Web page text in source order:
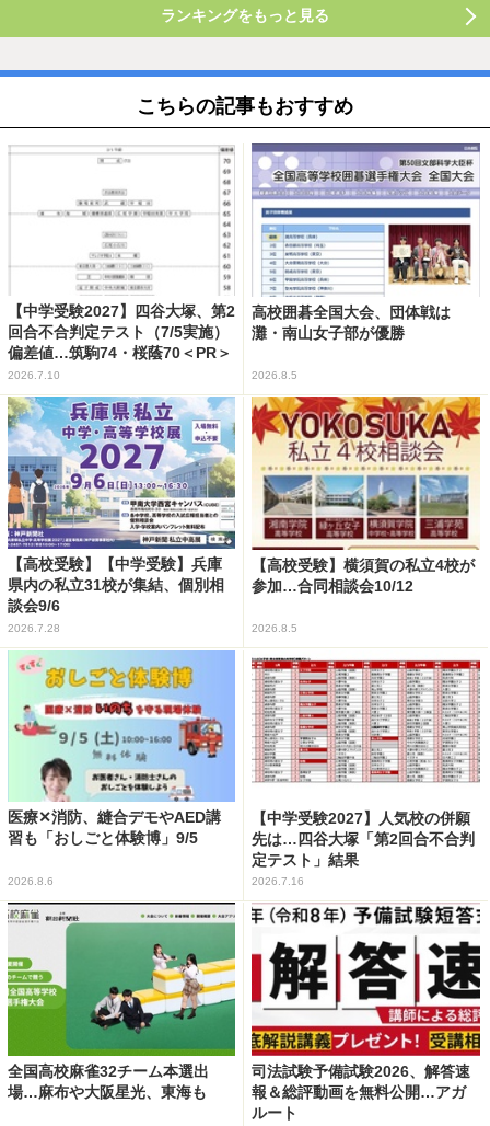
ランキングをもっと見る
こちらの記事もおすすめ
【中学受験2027】四谷大塚、第2
回合不合判定テスト（7/5実施）
偏差値…筑駒74・桜蔭70＜PR＞
2026.7.10
高校囲碁全国大会、団体戦は
灘・南山女子部が優勝
2026.8.5
【高校受験】【中学受験】兵庫
県内の私立31校が集結、個別相
談会9/6
2026.7.28
【高校受験】横須賀の私立4校が
参加…合同相談会10/12
2026.8.5
医療✕消防、縫合デモやAED講
習も「おしごと体験博」9/5
2026.8.6
【中学受験2027】人気校の併願
先は…四谷大塚「第2回合不合判
定テスト」結果
2026.7.16
全国高校麻雀32チーム本選出
場…麻布や大阪星光、東海も
司法試験予備試験2026、解答速
報＆総評動画を無料公開…アガ
ルート